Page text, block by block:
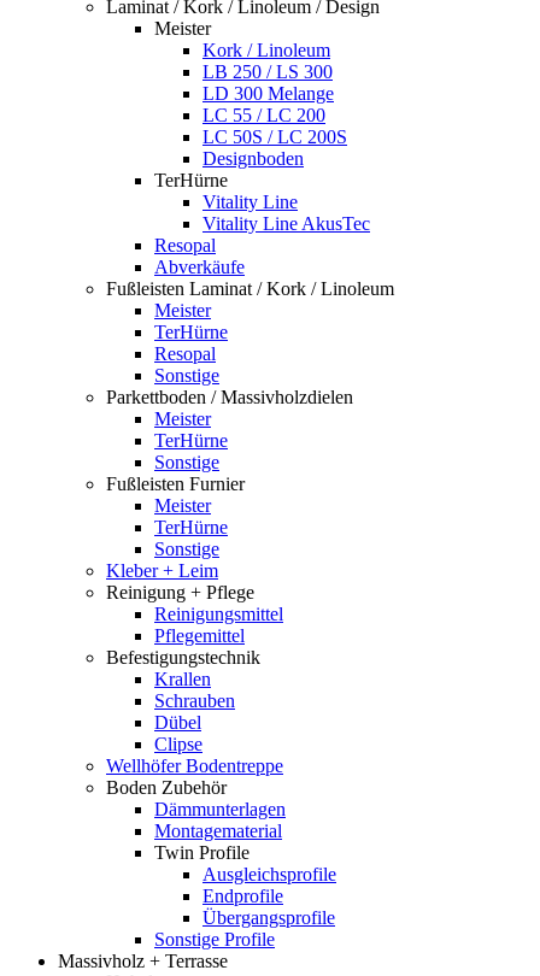
Laminat / Kork / Linoleum / Design
Meister
Kork / Linoleum
LB 250 / LS 300
LD 300 Melange
LC 55 / LC 200
LC 50S / LC 200S
Designboden
TerHürne
Vitality Line
Vitality Line AkusTec
Resopal
Abverkäufe
Fußleisten Laminat / Kork / Linoleum
Meister
TerHürne
Resopal
Sonstige
Parkettboden / Massivholzdielen
Meister
TerHürne
Sonstige
Fußleisten Furnier
Meister
TerHürne
Sonstige
Kleber + Leim
Reinigung + Pflege
Reinigungsmittel
Pflegemittel
Befestigungstechnik
Krallen
Schrauben
Dübel
Clipse
Wellhöfer Bodentreppe
Boden Zubehör
Dämmunterlagen
Montagematerial
Twin Profile
Ausgleichsprofile
Endprofile
Übergangsprofile
Sonstige Profile
Massivholz + Terrasse